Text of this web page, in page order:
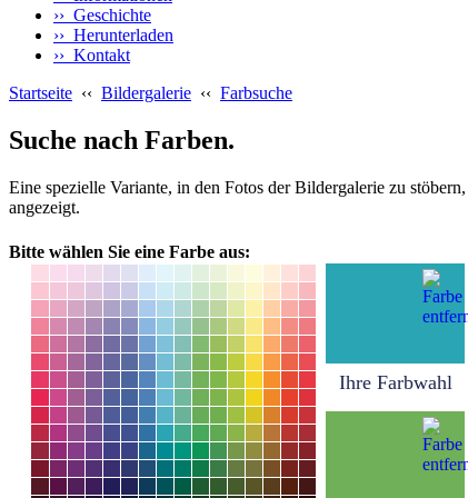
›› Geschichte
›› Herunterladen
›› Kontakt
Startseite ‹‹ Bildergalerie ‹‹ Farbsuche
Suche nach Farben.
Eine spezielle Variante, in den Fotos der Bildergalerie zu
angezeigt.
Bitte wählen Sie eine Farbe aus:
Ihre Farbwahl